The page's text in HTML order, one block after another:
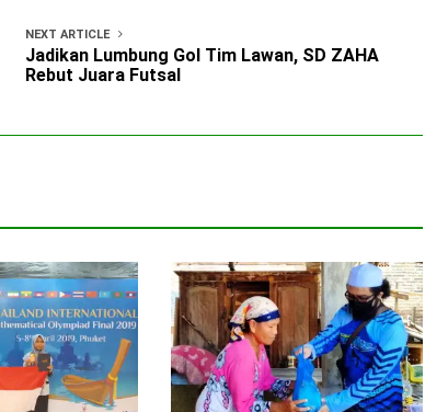
NEXT ARTICLE
Jadikan Lumbung Gol Tim Lawan, SD ZAHA
Rebut Juara Futsal